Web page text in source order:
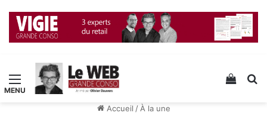
Menu Voir
Accueil / À la une